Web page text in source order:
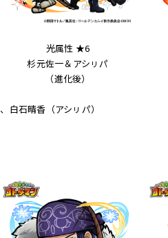
光属性 ★6
杉元佐一＆アシㇼパ
（進化後）
白石晴香（アシㇼパ）